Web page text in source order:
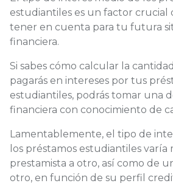
estudiantiles es un factor crucial
tener en cuenta para tu futura
financiera.
Si sabes cómo calcular la
pagarás en intereses por tus
estudiantiles, podrás tomar una
financiera con conocimiento de
Lamentablemente, el tipo de
los préstamos estudiantiles
prestamista a otro, así como de
otro, en función de su perfil